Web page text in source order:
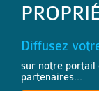
Diffusez
sur notre portail
partenaires...